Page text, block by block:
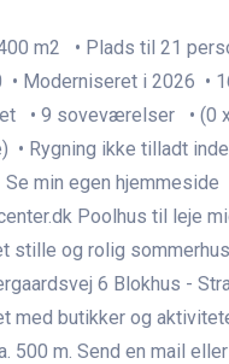
m2 • Plads til 21
• Moderniseret i 2026 •
• 9 soveværelser • (0
• Rygning ikke tilladt
min egen hjemmeside
Poolhus til leje
stille og rolig
6 Blokhus -
med butikker og
500 m. Send en mail